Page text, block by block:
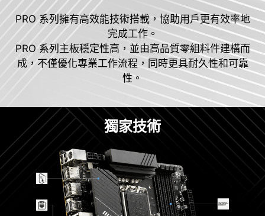
PRO 系列擁有高效能技術搭載，協助用戶更有效率地
完成工作。
PRO 系列主板穩定性高，並由高品質零組料件建構而
成，不僅優化專業工作流程，同時更具耐久性和可靠
性。
獨家技術